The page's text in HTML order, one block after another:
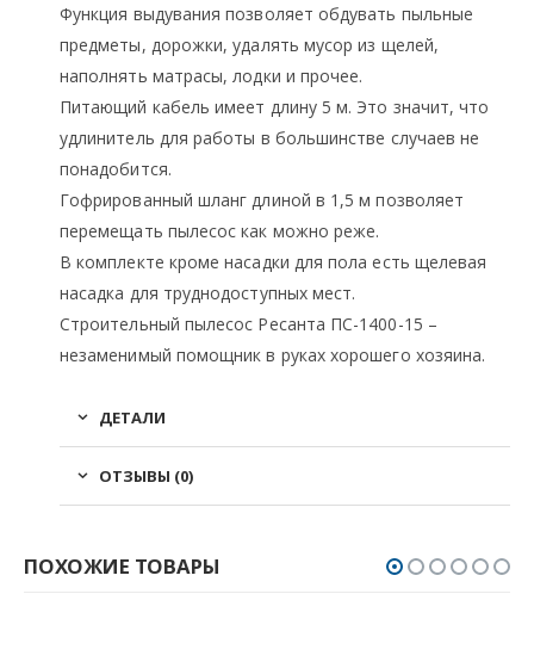
Функция выдувания позволяет обдувать пыльные
предметы, дорожки, удалять мусор из щелей,
наполнять матрасы, лодки и прочее.
Питающий кабель имеет длину 5 м. Это значит, что
удлинитель для работы в большинстве случаев не
понадобится.
Гофрированный шланг длиной в 1,5 м позволяет
перемещать пылесос как можно реже.
В комплекте кроме насадки для пола есть щелевая
насадка для труднодоступных мест.
Строительный пылесос Ресанта ПС-1400-15 –
незаменимый помощник в руках хорошего хозяина.
ДЕТАЛИ
ОТЗЫВЫ (0)
ПОХОЖИЕ ТОВАРЫ